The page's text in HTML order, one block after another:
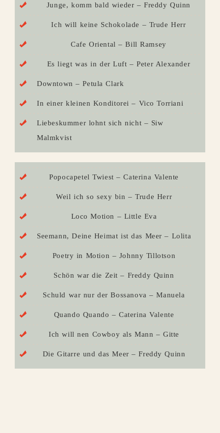
Junge, komm bald wieder – Freddy Quinn
Ich will keine Schokolade – Trude Herr
Cafe Oriental – Bill Ramsey
Es liegt was in der Luft – Peter Alexander
Downtown – Petula Clark
In einer kleinen Konditorei – Vico Torriani
Liebeskummer lohnt sich nicht – Siw
Malmkvist
Popocapetel Twiest – Caterina Valente
Weil ich so sexy bin – Trude Herr
Loco Motion – Little Eva
Seemann, Deine Heimat ist das Meer – Lolita
Poetry in Motion – Johnny Tillotson
Schön war die Zeit – Freddy Quinn
Schuld war nur der Bossanova – Manuela
Quando Quando – Caterina Valente
Ich will nen Cowboy als Mann – Gitte
Die Gitarre und das Meer – Freddy Quinn